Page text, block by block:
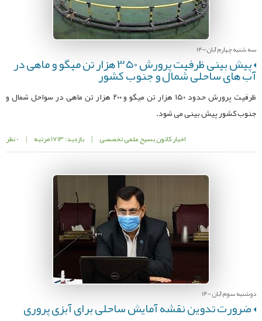
سه شنبه چهارم آبان 1400
پیش بینی ظرفیت پرورش ۳۵۰ هزار تن میگو و ماهی درآب های ساحلی شمال و جنوب کشور
ظرفیت پرورش حدود ۱۵۰ هزار تن میگو و ۲۰۰ هزار تن ماهی در سواحل شمال و
جنوب کشور پیش بینی می شود.
اخبار کانون بسیج علمی تخصصی | بازدید: 1713 مرتبه | 0 نظر
دوشنبه سوم آبان 1400
ضرورت تدوین نقشه آمایش ساحلی برای آبزی پروری